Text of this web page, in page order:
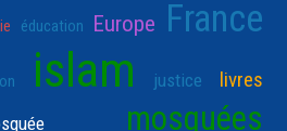
éducation Europe France
islam justice livres
mosquées